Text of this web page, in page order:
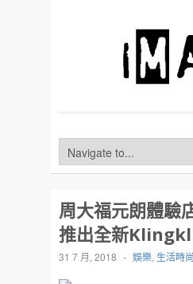
周大福元朗體驗
推出全新
31 7 月, 2018 - 娛樂, 生活時尚